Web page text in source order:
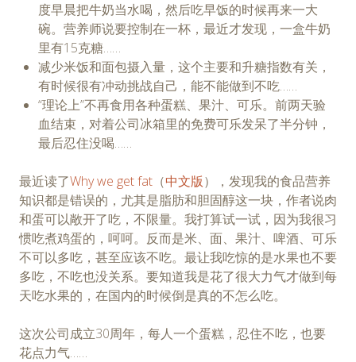
度早晨把牛奶当水喝，然后吃早饭的时候再来一大
碗。营养师说要控制在一杯，最近才发现，一盒牛奶
里有15克糖……
减少米饭和面包摄入量，这个主要和升糖指数有关，
有时候很有冲动挑战自己，能不能做到不吃……
“理论上”不再食用各种蛋糕、果汁、可乐。前两天验
血结束，对着公司冰箱里的免费可乐发呆了半分钟，
最后忍住没喝……
最近读了Why we get fat （中文版），发现我的食品营养
知识都是错误的，尤其是脂肪和胆固醇这一块，作者说肉
和蛋可以敞开了吃，不限量。我打算试一试，因为我很习
惯吃煮鸡蛋的，呵呵。反而是米、面、果汁、啤酒、可乐
不可以多吃，甚至应该不吃。最让我吃惊的是水果也不要
多吃，不吃也没关系。要知道我是花了很大力气才做到每
天吃水果的，在国内的时候倒是真的不怎么吃。
这次公司成立30周年，每人一个蛋糕，忍住不吃，也要
花点力气……